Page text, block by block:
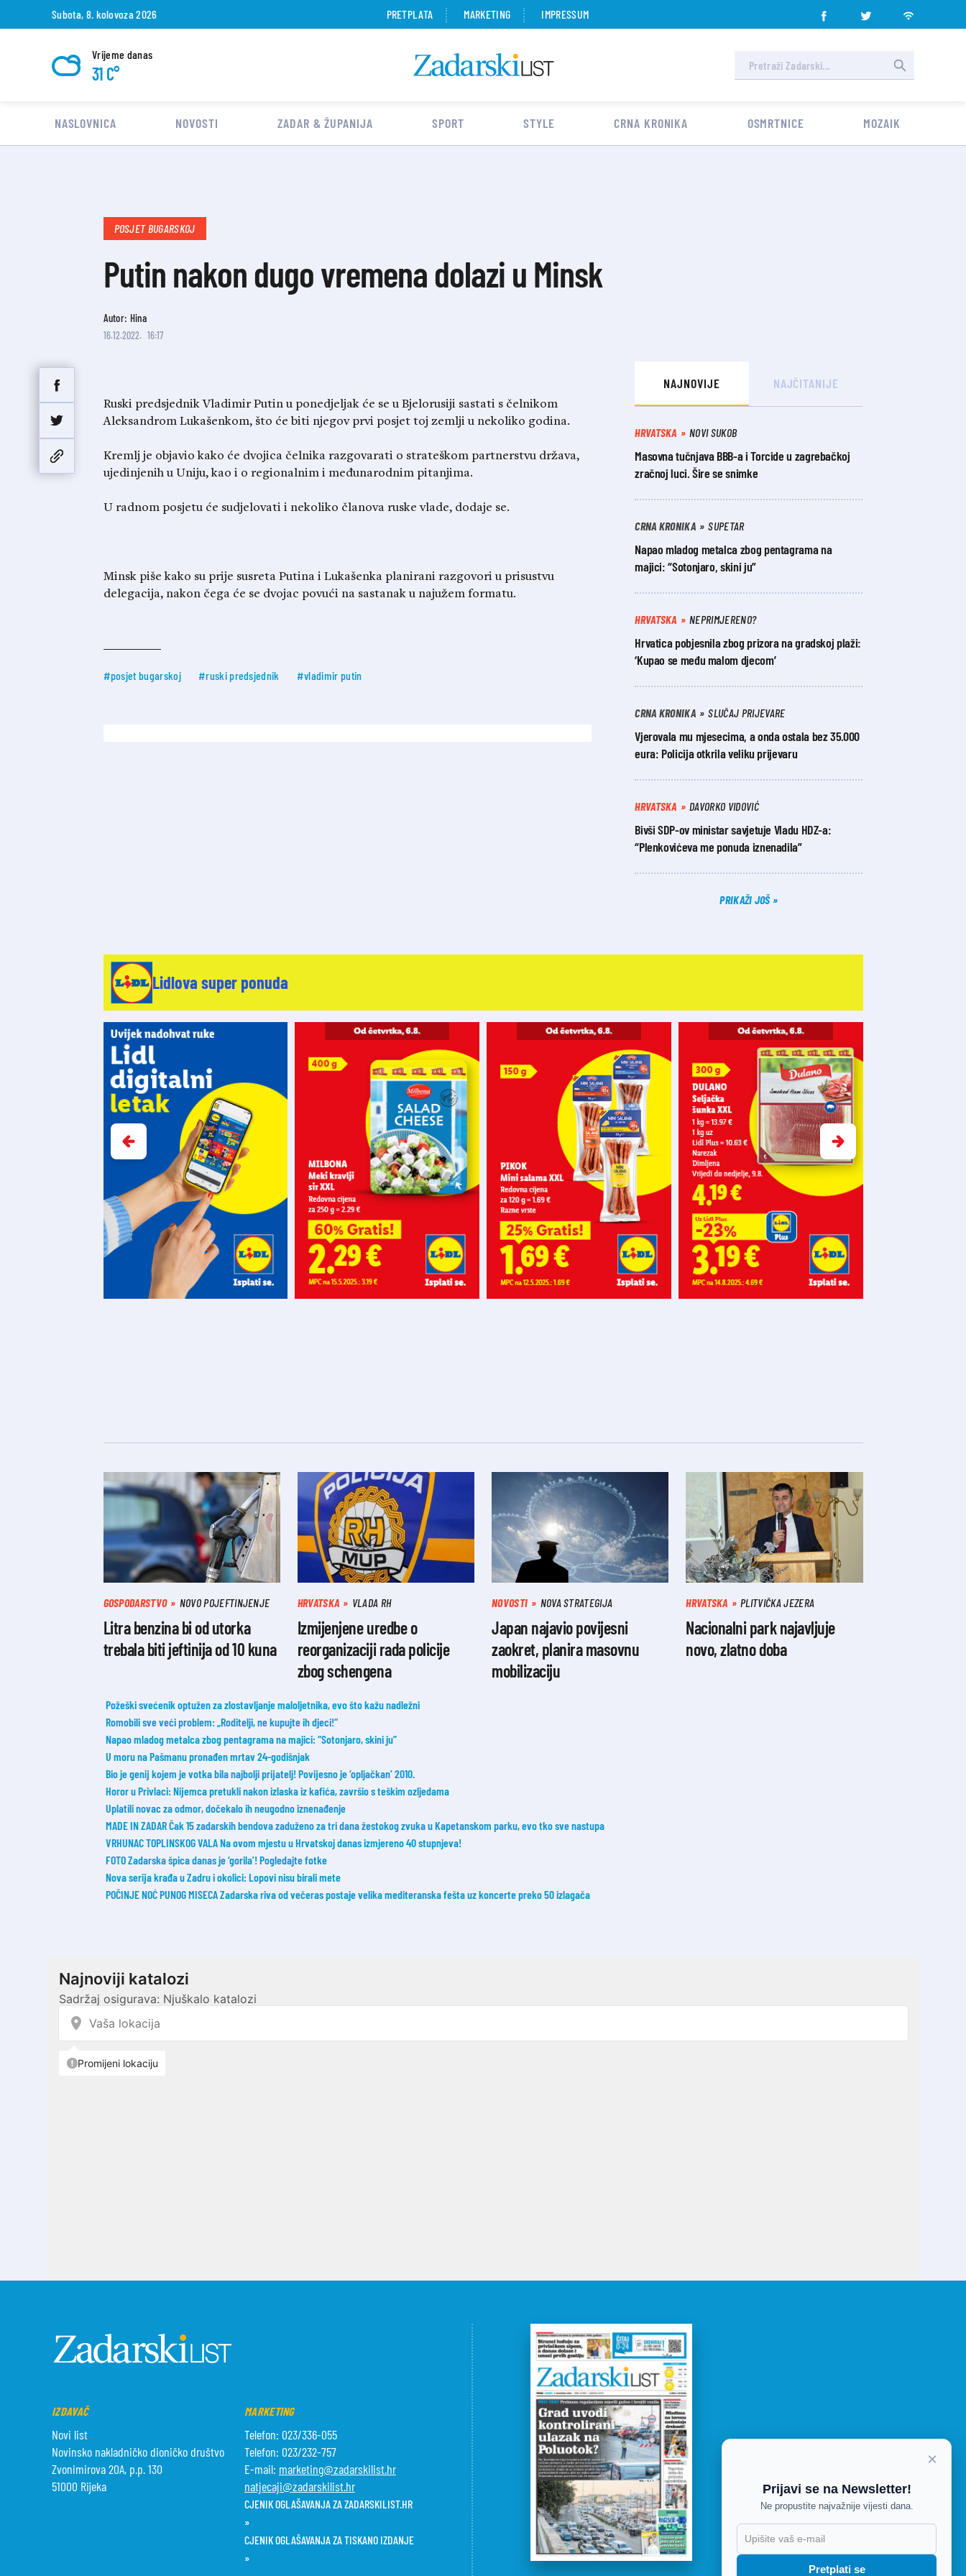
Subota, 8. kolovoza 2026 PRETPLATA MARKETING IMPRESSUM
Vrijeme danas
31 C°
NASLOVNICA NOVOSTI ZADAR & ŽUPANIJA SPORT STYLE CRNA KRONIKA OSMRTNICE MOZAIK
POSJET BUGARSKOJ
Putin nakon dugo vremena dolazi u Minsk
Autor: Hina
16.12.2022. 16:17
Ruski predsjednik Vladimir Putin u ponedjeljak će se u Bjelorusiji sastati s čelnikom
Aleksandrom Lukašenkom, što će biti njegov prvi posjet toj zemlji u nekoliko godina.
Kremlj je objavio kako će dvojica čelnika razgovarati o strateškom partnerstvu država,
ujedinjenih u Uniju, kao i o regionalnim i međunarodnim pitanjima.
U radnom posjetu će sudjelovati i nekoliko članova ruske vlade, dodaje se.
Minsk piše kako su prije susreta Putina i Lukašenka planirani razgovori u prisustvu
delegacija, nakon čega će se dvojac povući na sastanak u najužem formatu.
#posjet bugarskoj #ruski predsjednik #vladimir putin
NAJNOVIJE NAJČITANIJE
HRVATSKA NOVI SUKOB
Masovna tučnjava BBB-a i Torcide u zagrebačkoj
zračnoj luci. Šire se snimke
CRNA KRONIKA SUPETAR
Napao mladog metalca zbog pentagrama na
majici: “Sotonjaro, skini ju”
HRVATSKA NEPRIMJERENO?
Hrvatica pobjesnila zbog prizora na gradskoj plaži:
‘Kupao se među malom djecom’
CRNA KRONIKA SLUČAJ PRIJEVARE
Vjerovala mu mjesecima, a onda ostala bez 35.000
eura: Policija otkrila veliku prijevaru
HRVATSKA DAVORKO VIDOVIĆ
Bivši SDP-ov ministar savjetuje Vladu HDZ-a:
“Plenkovićeva me ponuda iznenadila”
PRIKAŽI JOŠ
Lidlova super ponuda
GOSPODARSTVO NOVO POJEFTINJENJE
Litra benzina bi od utorka
trebala biti jeftinija od 10 kuna
HRVATSKA VLADA RH
Izmijenjene uredbe o
reorganizaciji rada policije
zbog schengena
NOVOSTI NOVA STRATEGIJA
Japan najavio povijesni
zaokret, planira masovnu
mobilizaciju
HRVATSKA PLITVIČKA JEZERA
Nacionalni park najavljuje
novo, zlatno doba
Požeški svećenik optužen za zlostavljanje maloljetnika, evo što kažu nadležni
Romobili sve veći problem: „Roditelji, ne kupujte ih djeci!“
Napao mladog metalca zbog pentagrama na majici: “Sotonjaro, skini ju”
U moru na Pašmanu pronađen mrtav 24-godišnjak
Bio je genij kojem je votka bila najbolji prijatelj! Povijesno je ‘opljačkan’ 2010.
Horor u Privlaci: Nijemca pretukli nakon izlaska iz kafića, završio s teškim ozljedama
Uplatili novac za odmor, dočekalo ih neugodno iznenađenje
MADE IN ZADAR Čak 15 zadarskih bendova zaduženo za tri dana žestokog zvuka u Kapetanskom parku, evo tko sve nastupa
VRHUNAC TOPLINSKOG VALA Na ovom mjestu u Hrvatskoj danas izmjereno 40 stupnjeva!
FOTO Zadarska špica danas je ‘gorila’! Pogledajte fotke
Nova serija krađa u Zadru i okolici: Lopovi nisu birali mete
POČINJE NOĆ PUNOG MISECA Zadarska riva od večeras postaje velika mediteranska fešta uz koncerte preko 50 izlagača
IZDAVAČ
Novi list
Novinsko nakladničko dioničko društvo
Zvonimirova 20A, p.p. 130
51000 Rijeka
MARKETING
Telefon: 023/336-055
Telefon: 023/232-757
E-mail: marketing@zadarskilist.hr
natjecaji@zadarskilist.hr
CJENIK OGLAŠAVANJA ZA ZADARSKILIST.HR
»
CJENIK OGLAŠAVANJA ZA TISKANO IZDANJE
»
TWITTER
RSS
×
Prijavi se na Newsletter!
Ne propustite najvažnije vijesti dana.
Pretplati se